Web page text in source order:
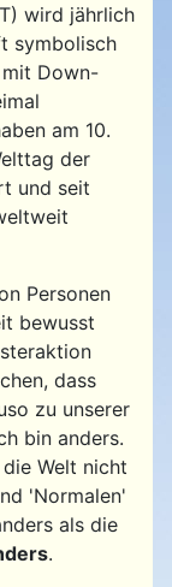
wird jährlich
symbolisch
mit Down-
am 10.
der
und seit
Personen
bewusst
dass
zu unserer
bin anders.
Welt nicht
'Normalen'
als die
.